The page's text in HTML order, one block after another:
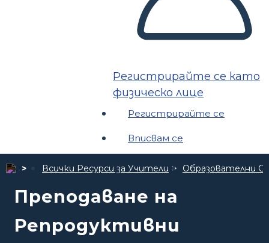
Регистрирайте се като
физическо лице
Регистрирайте се
Вписвам се
Всички Ресурси за Учители Образователни
Преподаване на
Репродуктивни